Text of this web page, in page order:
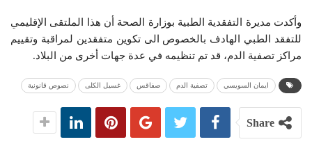
وأكدت مديرة التفقدية الطبية بوزارة الصحة أن هذا الملتقى الإقليمي
للتفقد الطبي الهادف بالخصوص الى تكوين متفقدين لمراقبة وتقييم
مراكز تصفية الدم، قد تم تنظيمه في عدة جهات أخرى من البلاد.
ايمان السويسي تصفية الدم صفاقس غسيل الكلى نصوص قانونية
Share